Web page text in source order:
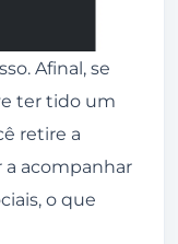
Afinal, se
ter tido um
retire a
a acompanhar
o que